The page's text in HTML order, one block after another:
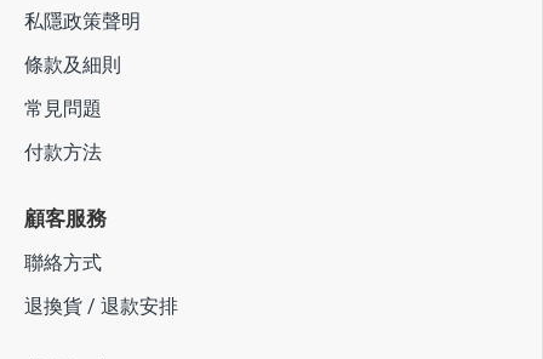
私隱政策聲明
條款及細則
常見問題
付款方法
顧客服務
聯絡方式
退換貨 / 退款安排